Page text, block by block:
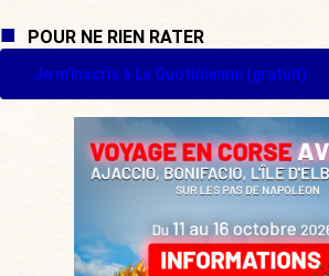
POUR NE RIEN RATER
Je m'inscris à La Quotidienne (gratuit)